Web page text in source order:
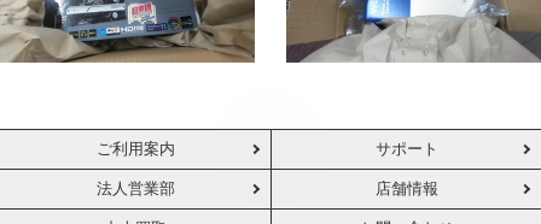
ご利用案内 サポート
法人営業部 店舗情報